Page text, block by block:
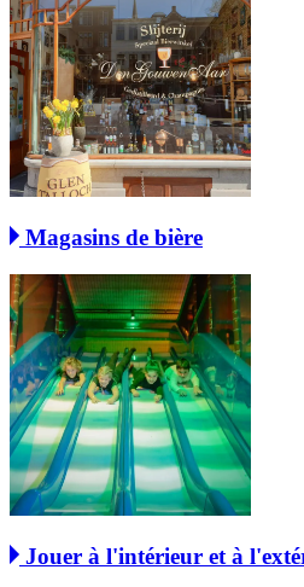
Magasins de bière
Jouer à l'intérieur et à